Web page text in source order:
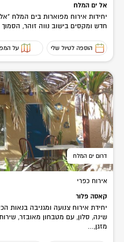
אל ים המלח
יחידות אירוח מפוארות בים המלח
חדש ומקסים בישוב נווה זוהר,
הוספה לטיול שלי על
דרום ים המלח
אירוח כפרי
קאסה פלור
מזגן,...